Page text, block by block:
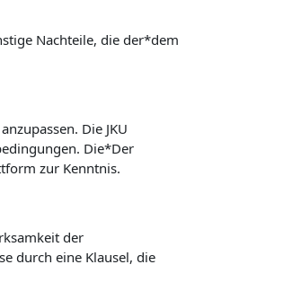
Nachteile, die der*dem
Die JKU
Die*Der
zur Kenntnis.
der
durch eine Klausel, die